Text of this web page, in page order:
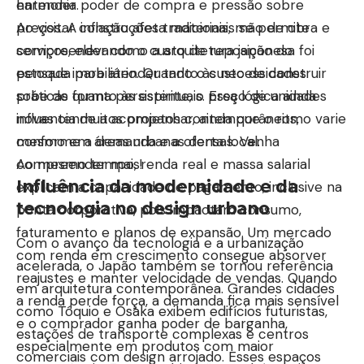
harmonia.
Ao visitar construções tradicionais se permite
compreender como a arquitetura japonesa foi
pensada para atender tanto às necessidades
práticas quanto às espirituais. Essa lógica ainda
influencia muitos projetos contemporâneos,
mesmo em áreas urbanas densas. Venha
compreender mais!
Influência da modernidade e da
tecnologia no design urbano
Com o avanço da tecnologia e a urbanização
acelerada, o Japão também se tornou referência
em arquitetura contemporânea. Grandes cidades
como Tóquio e Osaka exibem edifícios futuristas,
estações de transporte complexas e centros
comerciais com design arrojado. Esses espaços
entender poder de compra e pressão sobre
preços. A inflação afeta materiais, mão de obra e
serviços, elevando o custo de reposição do
estoque imobiliário. Quando o custo de construir
sobe de forma persistente, o preço de unidades
novas tende a acompanhar, ainda que o ritmo varie
conforme a demanda e a oferta local.
Ao mesmo tempo, renda real e massa salarial
explicam a capacidade de pagamento, inclusive na
ponta corporativa, pois impactam consumo,
faturamento e planos de expansão. Um mercado
com renda em crescimento consegue absorver
reajustes e manter velocidade de vendas. Quando
a renda perde força, a demanda fica mais sensível
e o comprador ganha poder de barganha,
especialmente em produtos com maior